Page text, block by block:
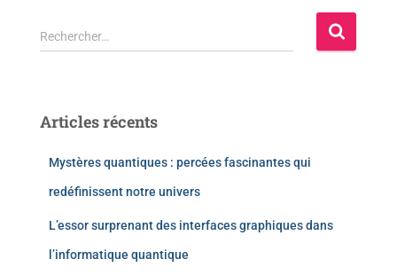
Rechercher…
Articles récents
Mystères quantiques : percées fascinantes qui
redéfinissent notre univers
L’essor surprenant des interfaces graphiques dans
l’informatique quantique